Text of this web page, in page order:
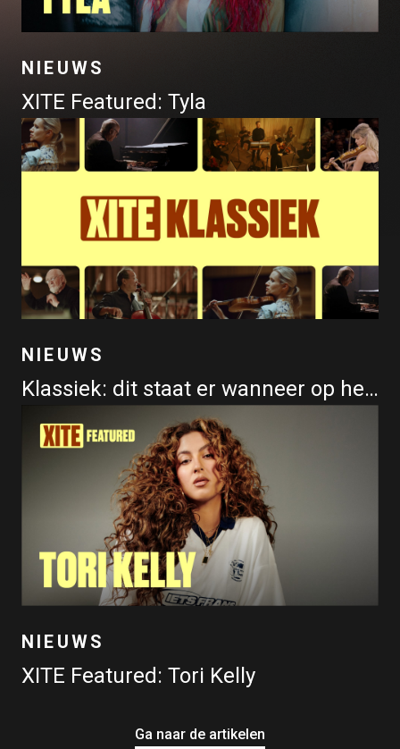
NIEUWS
XITE Featured: Tyla
NIEUWS
Klassiek: dit staat er wanneer op het programma
NIEUWS
XITE Featured: Tori Kelly
Ga naar de artikelen